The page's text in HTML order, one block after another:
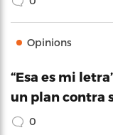
Opinions
“Esa es mi
un plan contra
0